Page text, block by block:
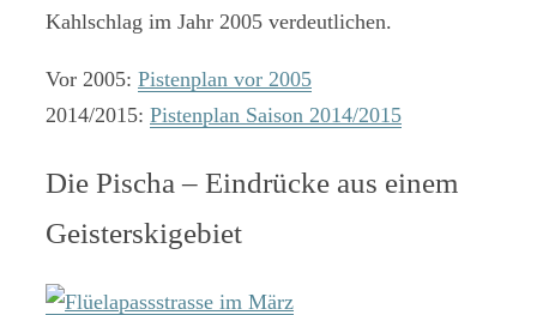
Kahlschlag im Jahr 2005 verdeutlichen.
Vor 2005: Pistenplan vor 2005
2014/2015: Pistenplan Saison 2014/2015
Die Pischa – Eindrücke aus einem
Geisterskigebiet